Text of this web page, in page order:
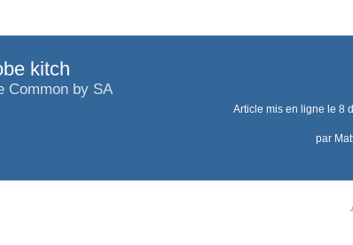
kitch
Common by SA
Article mis en ligne le 8
par